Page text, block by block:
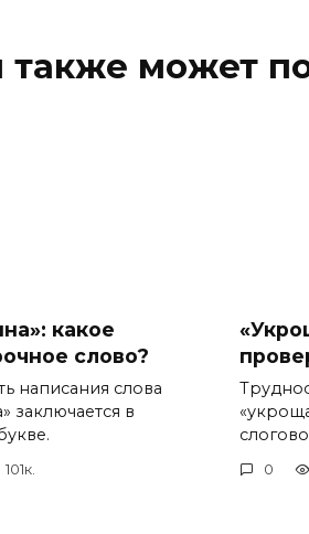
также может
какое
слово?
написания слова
заключается в
101к. 0